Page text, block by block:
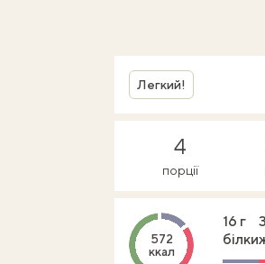
Легкий!
4
порції
572
ккал
16 г
білки